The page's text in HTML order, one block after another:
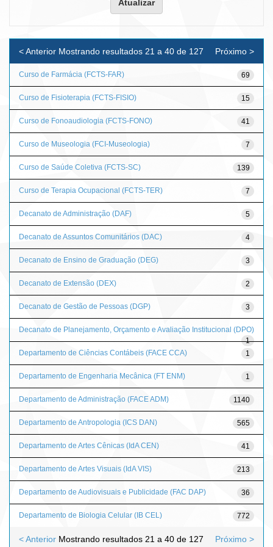
Mostrando resultados 21 a 40 de 127
< Anterior Próximo >
Curso de Farmácia (FCTS-FAR) 69
Curso de Fisioterapia (FCTS-FISIO) 15
Curso de Fonoaudiologia (FCTS-FONO) 41
Curso de Museologia (FCI-Museologia) 7
Curso de Saúde Coletiva (FCTS-SC) 139
Curso de Terapia Ocupacional (FCTS-TER) 7
Decanato de Administração (DAF) 5
Decanato de Assuntos Comunitários (DAC) 4
Decanato de Ensino de Graduação (DEG) 3
Decanato de Extensão (DEX) 2
Decanato de Gestão de Pessoas (DGP) 3
Decanato de Planejamento, Orçamento e Avaliação Institucional (DPO)
1
Departamento de Ciências Contábeis (FACE CCA)
1
Departamento de Engenharia Mecânica (FT ENM) 1
Departamento de Administração (FACE ADM) 1140
Departamento de Antropologia (ICS DAN) 565
Departamento de Artes Cênicas (IdA CEN) 41
Departamento de Artes Visuais (IdA VIS) 213
Departamento de Audiovisuais e Publicidade (FAC DAP) 36
Departamento de Biologia Celular (IB CEL) 772
Mostrando resultados 21 a 40 de 127
< Anterior Próximo >